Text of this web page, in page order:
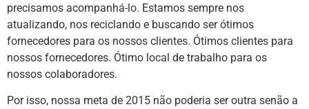
precisamos acompanhá-lo. Estamos sempre nos
atualizando, nos reciclando e buscando ser ótimos
fornecedores para os nossos clientes. Ótimos clientes para
nossos fornecedores. Ótimo local de trabalho para os
nossos colaboradores.
Por isso, nossa meta de 2015 não poderia ser outra senão a